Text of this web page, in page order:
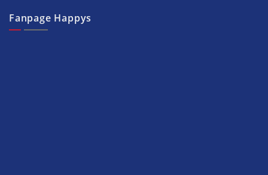
Fanpage Happys